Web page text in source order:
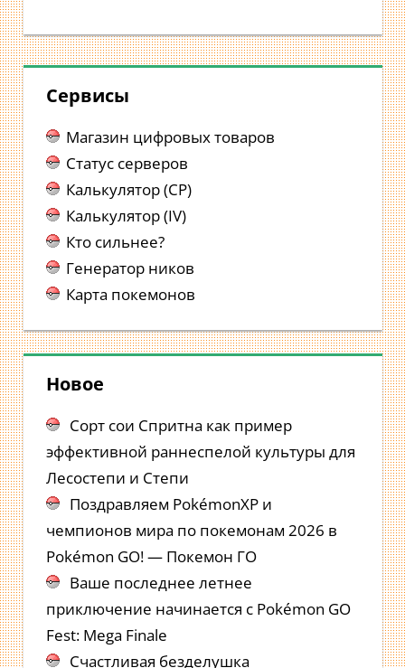
Сервисы
Магазин цифровых товаров
Статус серверов
Калькулятор (CP)
Калькулятор (IV)
Кто сильнее?
Генератор ников
Карта покемонов
Новое
Сорт сои Спритна как пример
эффективной раннеспелой культуры для
Лесостепи и Степи
Поздравляем PokémonXP и
чемпионов мира по покемонам 2026 в
Pokémon GO! — Покемон ГО
Ваше последнее летнее
приключение начинается с Pokémon GO
Fest: Mega Finale
Счастливая безделушка